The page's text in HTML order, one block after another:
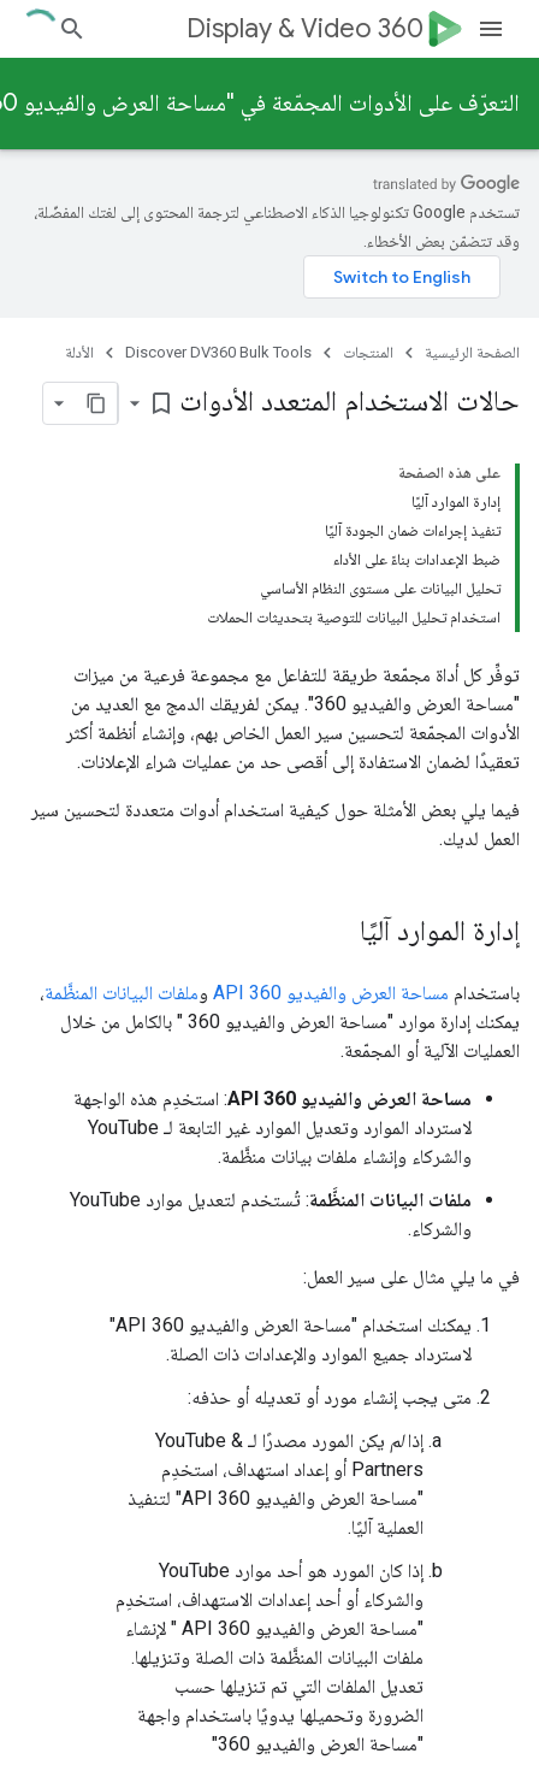
Display & Video 360
التعرّف على الأدوات المجمّعة في "مساحة العرض والفيديو 360"
تستخدم Google تكنولوجيا الذكاء الاصطناعي لترجمة المحتوى إلى لغتك المفضّلة،
وقد تتضمّن بعض الأخطاء.
الصفحة الرئيسية المنتجات Discover DV360 Bulk Tools الأدلة
حالات الاستخدام المتعدد الأدوات bookmark_border
على هذه الصفحة
إدارة الموارد آليًا
تنفيذ إجراءات ضمان الجودة آليًا
ضبط الإعدادات بناءً على الأداء
تحليل البيانات على مستوى النظام الأساسي
استخدام تحليل البيانات للتوصية بتحديثات الحملات
توفِّر كل أداة مجمّعة طريقة للتفاعل مع مجموعة فرعية من ميزات
"مساحة العرض والفيديو 360". يمكن لفريقك الدمج مع العديد من
الأدوات المجمّعة لتحسين سير العمل الخاص بهم، وإنشاء أنظمة أكثر
تعقيدًا لضمان الاستفادة إلى أقصى حد من عمليات شراء الإعلانات.
فيما يلي بعض الأمثلة حول كيفية استخدام أدوات متعددة لتحسين سير
العمل لديك.
إدارة الموارد آليًا
باستخدام مساحة العرض والفيديو 360 API وملفات البيانات المنظَّمة،
يمكنك إدارة موارد "مساحة العرض والفيديو 360 " بالكامل من خلال
العمليات الآلية أو المجمّعة.
مساحة العرض والفيديو 360 API
: استخدِم هذه الواجهة
لاسترداد الموارد وتعديل الموارد غير التابعة لـ YouTube
والشركاء وإنشاء ملفات بيانات منظَّمة.
ملفات البيانات المنظَّمة
: تُستخدم لتعديل موارد YouTube
والشركاء.
في ما يلي مثال على سير العمل:
يمكنك استخدام "مساحة العرض والفيديو 360 API"
لاسترداد جميع الموارد والإعدادات ذات الصلة.
متى يجب إنشاء مورد أو تعديله أو حذفه:
إذالم
يكن المورد مصدرًا لـ YouTube &
Partners أو إعداد استهداف، استخدِم
"مساحة العرض والفيديو 360 API" لتنفيذ
العملية آليًا.
إذا كان المورد هو أحد موارد YouTube
والشركاء أو أحد إعدادات الاستهداف، استخدِم
"مساحة العرض والفيديو 360 API " لإنشاء
ملفات البيانات المنظَّمة ذات الصلة وتنزيلها.
تعديل الملفات التي تم تنزيلها حسب
الضرورة وتحميلها يدويًا باستخدام واجهة
"مساحة العرض والفيديو 360"